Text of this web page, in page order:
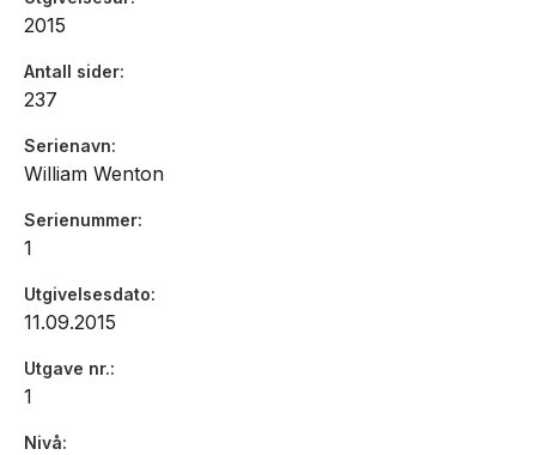
2015
Antall sider
237
Serienavn
William Wenton
Serienummer
1
Utgivelsesdato
11.09.2015
Utgave nr.
1
Nivå